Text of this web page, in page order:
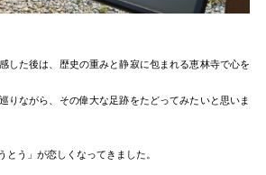
した後は、歴史の重みと静寂に包まれる恵林寺で心を
りながら、その偉大な足跡をたどってみたいと思いま
とう」が恋しくなってきました。